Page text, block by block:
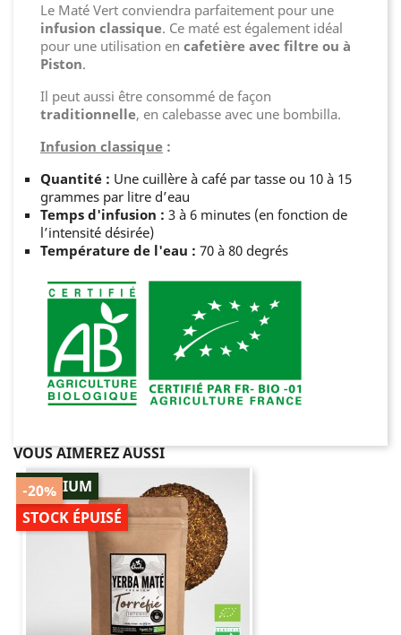
Le Maté Vert conviendra parfaitement pour une
infusion classique. Ce maté est également idéal
pour une utilisation en cafetière avec filtre ou à
Piston.
Il peut aussi être consommé de façon
traditionnelle, en calebasse avec une bombilla.
Infusion classique :
Quantité : Une cuillère à café par tasse ou 10 à 15
grammes par litre d’eau
Temps d'infusion : 3 à 6 minutes (en fonction de
l’intensité désirée)
Température de l'eau : 70 à 80 degrés
VOUS AIMEREZ AUSSI
-20%
PREMIUM
STOCK ÉPUISÉ